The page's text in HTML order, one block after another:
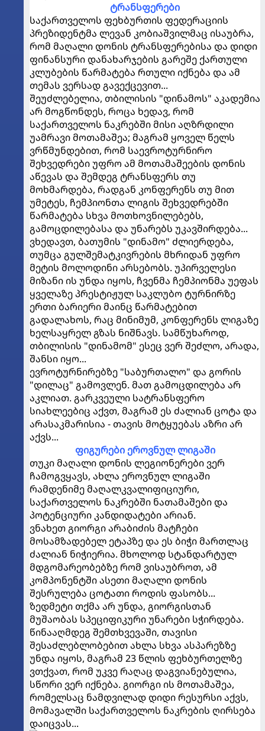
ტრანსფერები
საქართველოს ფეხბურთის ფედერაციის
პრეზიდენტმა ლევან კობიაშვილმაც ისაუბრა,
რომ მაღალი დონის ტრანსფერებისა და დიდი
ფინანსური დანახარჯების გარეშე ქართული
კლუბების წარმატება რთული იქნება და ამ
თემას ვერსად გავექცევით...
შეუძლებელია, თბილისის "დინამოს" აკადემია
არ მოგწონდეს, როცა ხედავ, რომ
საქართველოს ნაკრებში მისი აღზრდილი
უამრავი მოთამაშეა; მაგრამ ყოველ წელს
ვრწმუნდებით, რომ საევროტურნირო
შეხვედრები უფრო ამ მოთამაშეების დონის
აწევას და შემდეგ ტრანსფერს თუ
მოხმარდება, რადგან კონფერენს თუ მით
უმეტეს, ჩემპიონთა ლიგის შეხვედრებში
წარმატება სხვა მოთხოვნილებებს,
გამოცდილებასა და უნარებს უკავშირდება...
ვხედავთ, ბათუმის "დინამო" ძლიერდება,
თუმცა გულშემატკივრების მხრიდან უფრო
მეტის მოლოდინი არსებობს. უპირველესი
მიზანი ის უნდა იყოს, ჩვენმა ჩემპიონმა უეფას
ყველაზე პრესტიჟულ საკლუბო ტურნირზე
ერთი ბარიერი მაინც წარმატებით
გადალახოს, რაც მინიმუმ, კონფერენს ლიგაზე
ხელსაყრელ გზას ნიშნავს. სამწუხაროდ,
თბილისის "დინამომ" ესეც ვერ შეძლო, არადა,
შანსი იყო...
ევროტურნირებზე "საბურთალო" და გორის
"დილაც" გამოვლენ. მათ გამოცდილება არ
აკლიათ. გარკვეული სატრანსფერო
სიახლეებიც აქვთ, მაგრამ ეს ძალიან ცოტა და
არასაკმარისია - თავის მოტყუებას აზრი არ
აქვს...
ფიგურები ეროვნულ ლიგაში
თუკი მაღალი დონის ლეგიონერები ვერ
ჩამოგვყავს, ახლა ეროვნულ ლიგაში
რამდენიმე მაღალკვალიფიციური,
საქართველოს ნაკრებში ნათამაშები და
პოტენციური კანდიდატები არიან.
ვნახეთ გიორგი არაბიძის მატჩები
მოსამზადებელ ეტაპზე და ეს ბიჭი მართლაც
ძალიან ნიჭიერია. მხოლოდ სტანდარტულ
მდგომარეობებზე რომ ვისაუბროთ, ამ
კომპონენტში ასეთი მაღალი დონის
შესრულება ცოტათი როდის ფასობს...
ზედმეტი თქმა არ უნდა, გიორგისთან
მუშაობას სპეციფიკური უნარები სჭირდება.
წინააღმდეგ შემთხვევაში, თავისი
შესაძლებლობებით ახლა სხვა ასპარეზზე
უნდა იყოს, მაგრამ 23 წლის ფეხბურთელზე
ვთქვათ, რომ უკვე რაღაც დაგვიანებულია,
სწორი ვერ იქნება. გიორგი ის მოთამაშეა,
რომელსაც ნამდვილად დიდი რესურსი აქვს,
მომავალში საქართველოს ნაკრების ღირსება
დაიცვას...